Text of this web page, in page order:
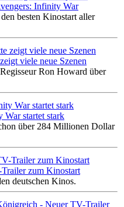
Infinity War
besten Kinostart aller
viele neue Szenen
Ron Howard über
War startet stark
über 284 Millionen Dollar
zum Kinostart
deutschen Kinos.